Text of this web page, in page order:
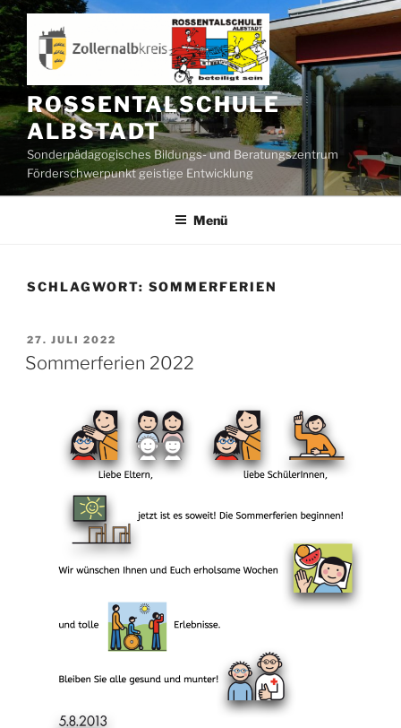
Zum
Inhalt
springen
ROSSENTALSCHULE
ALBSTADT
Sonderpädagogisches Bildungs- und Beratungszentrum
Förderschwerpunkt geistige Entwicklung
Menü
SCHLAGWORT: SOMMERFERIEN
VERÖFFENTLICHT
AM
27. JULI 2022
Sommerferien 2022